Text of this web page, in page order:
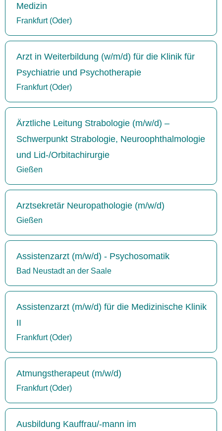
Medizin
Frankfurt (Oder)
Arzt in Weiterbildung (w/m/d) für die Klinik für
Psychiatrie und Psychotherapie
Frankfurt (Oder)
Ärztliche Leitung Strabologie (m/w/d) –
Schwerpunkt Strabologie, Neuroophthalmologie
und Lid-/Orbitachirurgie
Gießen
Arztsekretär Neuropathologie (m/w/d)
Gießen
Assistenzarzt (m/w/d) - Psychosomatik
Bad Neustadt an der Saale
Assistenzarzt (m/w/d) für die Medizinische Klinik
II
Frankfurt (Oder)
Atmungstherapeut (m/w/d)
Frankfurt (Oder)
Ausbildung Kauffrau/-mann im